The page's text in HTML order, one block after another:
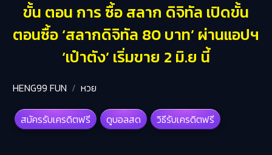
ขั้น ตอน การ ซื้อ สลาก ดิจิทัล เปิดขั้น
ตอนซื้อ ‘สลากดิจิทัล 80 บาท’ ผ่านแอปฯ
‘เป๋าตัง’ เริ่มขาย 2 มิ.ย นี้
HENG99 FUN หวย
สมัครรับเครดิตฟรี ดูบอลสด วิธีรับเครดิตฟรี